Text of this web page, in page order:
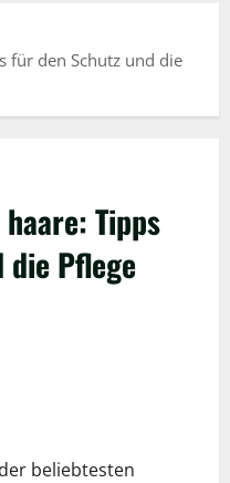
für den Schutz und die
Tipps
die Pflege
beliebtesten